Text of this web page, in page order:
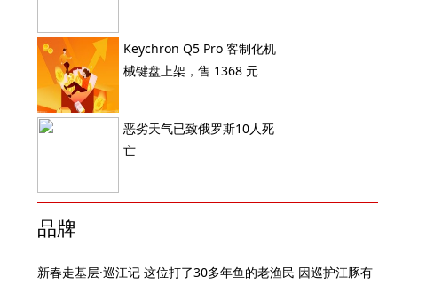
Keychron Q5 Pro 客制化机
械键盘上架，售 1368 元
恶劣天气已致俄罗斯10人死
亡
品牌
新春走基层·巡江记 这位打了30多年鱼的老渔民 因巡护江豚有